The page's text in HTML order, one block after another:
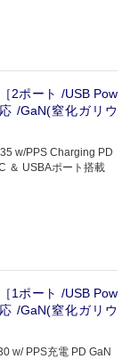
2ポート /USB Pow
/GaN(窒化ガリウ
w/PPS Charging PD
＆ USBAポート搭載
1ポート /USB Pow
/GaN(窒化ガリウ
w/ PPS充電 PD GaN